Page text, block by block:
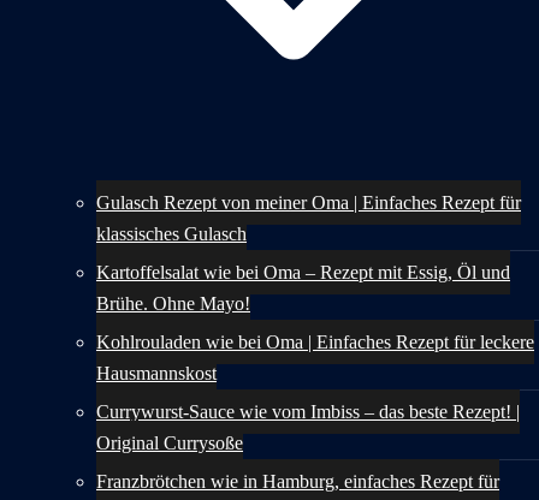
Gulasch Rezept von meiner Oma | Einfaches Rezept für
klassisches Gulasch
Kartoffelsalat wie bei Oma – Rezept mit Essig, Öl und
Brühe. Ohne Mayo!
Kohlrouladen wie bei Oma | Einfaches Rezept für leckere
Hausmannskost
Currywurst-Sauce wie vom Imbiss – das beste Rezept! |
Original Currysoße
Franzbrötchen wie in Hamburg, einfaches Rezept für